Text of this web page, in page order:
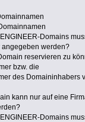
Domains
werden?
reservieren zu
bzw. die
des Domaininhabers
kann nur auf eine
Domains